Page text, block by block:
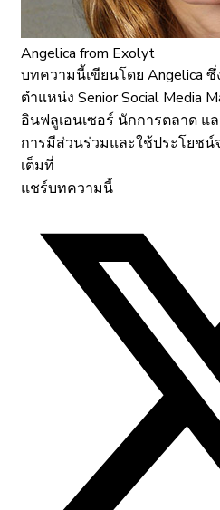
Angelica from Exolyt
บทความนี้เขียนโดย Angelica
ตำแหน่ง Senior Social Media
อินฟลูเอนเซอร์ นักการตลาด แ
การมีส่วนร่วมและใช้ประโยช
เต็มที่
แชร์บทความนี้